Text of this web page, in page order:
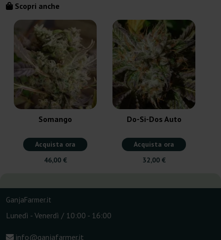
Scopri anche
Somango
Acquista ora
46,00 €
Do-Si-Dos Auto
Acquista ora
32,00 €
GanjaFarmer.it
Lunedì - Venerdì / 10:00 - 16:00
info@ganjafarmer.it